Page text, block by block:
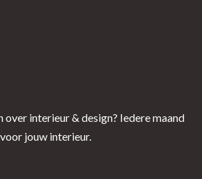
over interieur & design? Iedere maand
jouw interieur.